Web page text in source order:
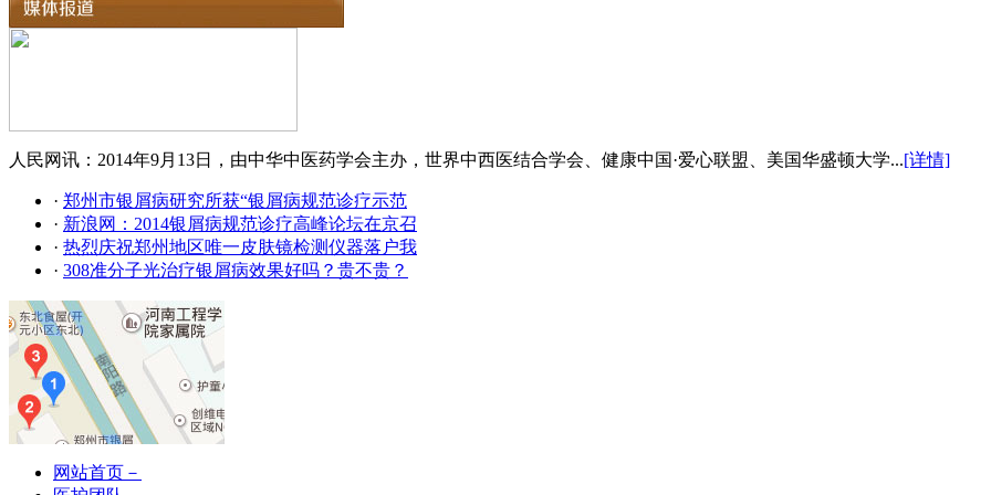
人民网讯：2014年9月13日，由中华中医药学会主办，世界中西医结合学会、健康中国·爱心联盟、美国华盛顿大学...[详情]
· 郑州市银屑病研究所获“银屑病规范诊疗示范
· 新浪网：2014银屑病规范诊疗高峰论坛在京召
· 热烈庆祝郑州地区唯一皮肤镜检测仪器落户我
· 308准分子光治疗银屑病效果好吗？贵不贵？
网站首页－